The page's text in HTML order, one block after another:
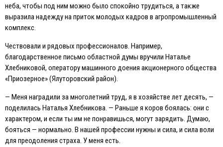
неба, чтобы под ним можно было спокойно трудиться, а также
выразила надежду на приток молодых кадров в агропромышленный
комплекс.
Чествовали и рядовых профессионалов. Например,
благодарственное письмо областной думы вручили Наталье
Хлебниковой, оператору машинного доения акционерного общества
«Приозерное» (Ялуторовский район).
— Меня наградили за многолетний труд, я в хозяйстве лет десять, —
поделилась Наталья Хлебникова. — Раньше я коров боялась: они с
характером, и если ты им не понравишься, могут зарядить. Думаю,
бояться — нормально. В нашей профессии нужны и сила, и сила воли
для преодоления страха. У меня есть.